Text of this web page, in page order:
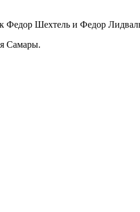
Федор Шехтель и Федор
Самары.